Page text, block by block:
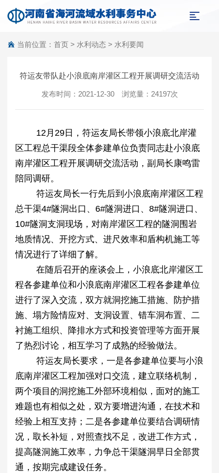
当前位置： 首页 > 水利动态 > 水利要闻
符运友带队赴小浪底南岸灌区工程开展调研交流活动
发布时间：2021-12-30 浏览量：24197次
12月29日，符运友局长带领小浪底北岸灌
区工程总干渠段全体参建单位负责同志赴小浪底
南岸灌区工程开展调研交流活动，副局长康鸣雷
陪同调研。
符运友局长一行先后到小浪底南岸灌区工程
总干渠4#隧洞出口、6#隧洞进口、8#隧洞进口、
10#隧洞支洞现场，对南岸灌区工程的隧洞围岩
地质情况、开挖方式、进尺效率和盾构机施工等
情况进行了详细了解。
在随后召开的座谈会上，小浪底北岸灌区工
程各参建单位和小浪底南岸灌区工程各参建单位
进行了深入交流，双方就洞挖施工措施、防护措
施、塌方险情应对、支洞设置、错车洞布置、二
衬施工组织、降排水方式和投资管理等方面开展
了热烈讨论，相互学习了成熟的经验做法。
符运友局长要求，一是各参建单位要与小浪
底南岸灌区工程加强对口交流，建立联络机制，
两个项目的洞挖施工外部环境相似，面对的施工
难题也有相似之处，双方要增进沟通，在技术和
经验上相互支持；二是各参建单位要结合调研情
况，取长补短，对照查找不足，改进工作方式，
提高隧洞施工效率，力争总干渠隧洞早日全部贯
通，按期完成建设任务。